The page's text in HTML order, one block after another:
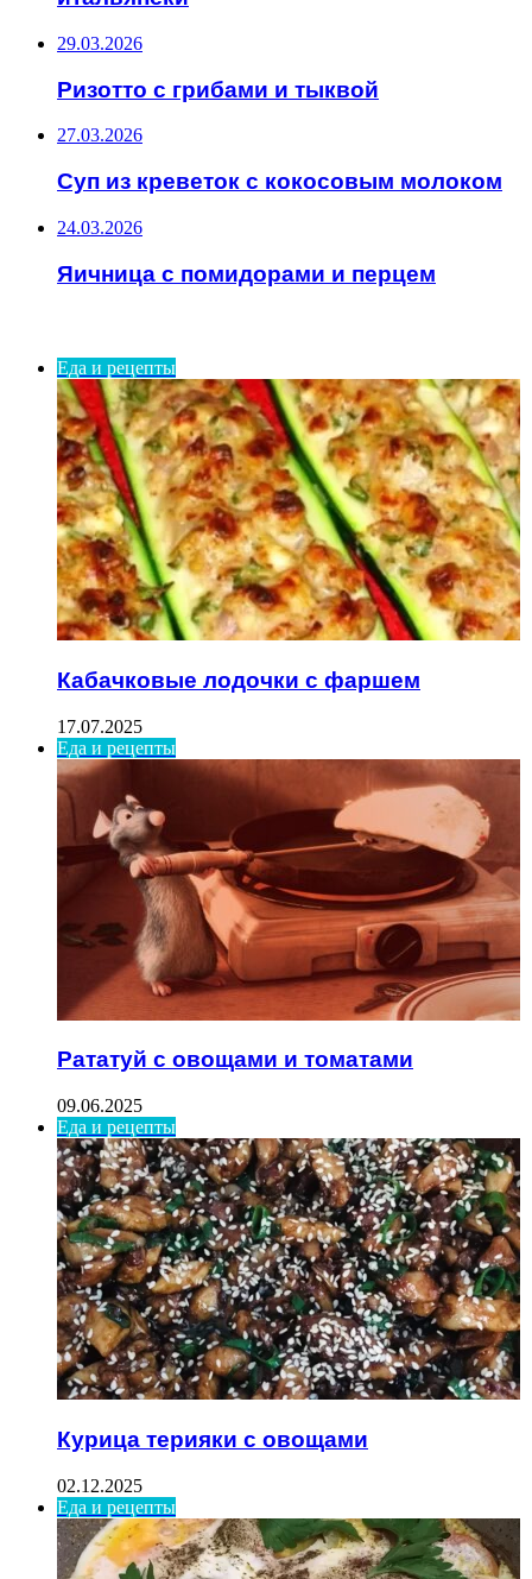
29.03.2026
Ризотто с грибами и тыквой
27.03.2026
Суп из креветок с кокосовым молоком
24.03.2026
Яичница с помидорами и перцем
Еда и рецепты
Кабачковые лодочки с фаршем
17.07.2025
Еда и рецепты
Рататуй с овощами и томатами
09.06.2025
Еда и рецепты
Курица терияки с овощами
02.12.2025
Еда и рецепты